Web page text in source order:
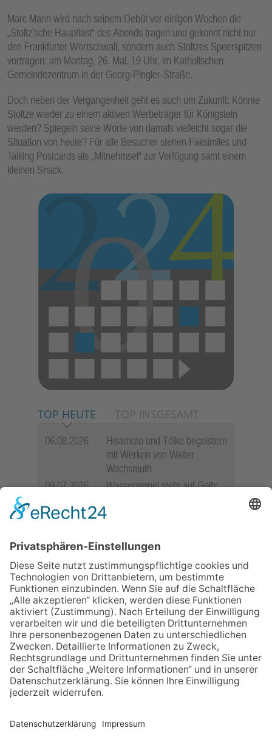
Marc Mann wird nach seinem Debüt vor einigen Wochen die
„Stoltz’sche Hauptlast“ des Abends tragen und gekonnt nicht nur
den Frankfurter Wortschwall, sondern auch Stoltzes Speerspitzen
vortragen: am Montag, 26. Mai, 19 Uhr, im Katholischen
Gemeindezentrum in der Georg-Pingler-Straße.
Doch neben der Vergangenheit geht es auch um Zukunft: Könnte
Stoltze wieder zu einem aktiven Werbeträger für Königstein
werden? Spiegeln seine Worte von damals vielleicht sogar die
Situation von heute? Für alle Besucher stehen Faksimiles und
Talking Postcards als „Mitnehmsel“ zur Verfügung samt einem
kleinen Snack.
TOP HEUTE TOP INSGESAMT
06.08.2026
Hisamoto und Tölke begeistern
mit Werken von Walter
Wachsmuth
09.07.2026
Wasserampel steht auf Gelb:
auf
für Friedrichsdorf?
12.05.2026
Zweisprachige Lesung im 7.
Himmel: Vom Geschenk zum
60. Geburtstag zur Autoren-
Karriere
11.05.2026
FREIE WÄHLER Bad
Homburg starten
Bürgerumfrage für Berliner
Siedlung und
Gartenfeldsiedlung